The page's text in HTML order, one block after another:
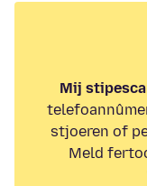
Mij
stjoeren of
Meld